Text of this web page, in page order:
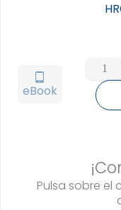
eBook
Pulsa sobre el